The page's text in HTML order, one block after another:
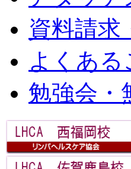
資料請求
よくある
勉強会・